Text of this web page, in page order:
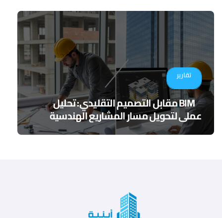
تقارير
BIM مقابل التصميم التقليدي: تحليل
عملي لتحويل مسار المشاريع الهندسية